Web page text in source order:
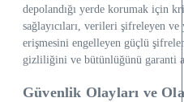
depolandığı yerde korumak için
sağlayıcıları, verileri şifreleyen
erişmesini engelleyen güçlü
gizliliğini ve bütünlüğünü garanti
Güvenlik Olayları ve